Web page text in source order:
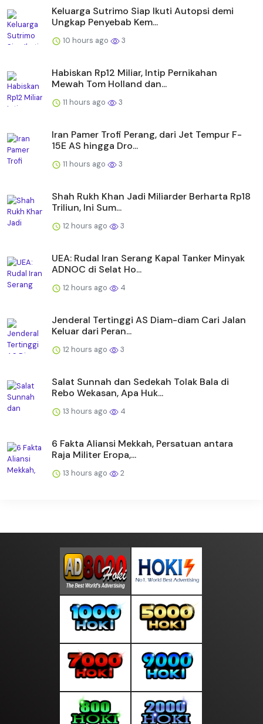
Keluarga Sutrimo Siap Ikuti Autopsi demi
Ungkap Penyebab Kem...
10 hours ago 3
Habiskan Rp12 Miliar, Intip Pernikahan
Mewah Tom Holland dan...
11 hours ago 3
Iran Pamer Trofi Perang, dari Jet Tempur F-
15E AS hingga Dro...
11 hours ago 3
Shah Rukh Khan Jadi Miliarder Berharta Rp18
Triliun, Ini Sum...
12 hours ago 3
UEA: Rudal Iran Serang Kapal Tanker Minyak
ADNOC di Selat Ho...
12 hours ago 4
Jenderal Tertinggi AS Diam-diam Cari Jalan
Keluar dari Peran...
12 hours ago 3
Salat Sunnah dan Sedekah Tolak Bala di
Rebo Wekasan, Apa Huk...
13 hours ago 4
6 Fakta Aliansi Mekkah, Persatuan antara
Raja Militer Eropa,...
13 hours ago 2